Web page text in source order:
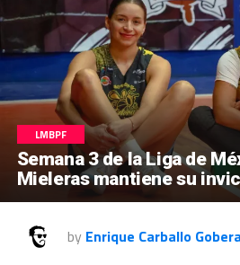
LMBPF
Semana 3 de la Liga de
Mieleras mantiene su
by Enrique Carballo Gobera